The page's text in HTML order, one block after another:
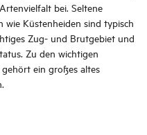
bei. Seltene
Küstenheiden sind typisch
Zug- und Brutgebiet und
Zu den wichtigen
ein großes altes